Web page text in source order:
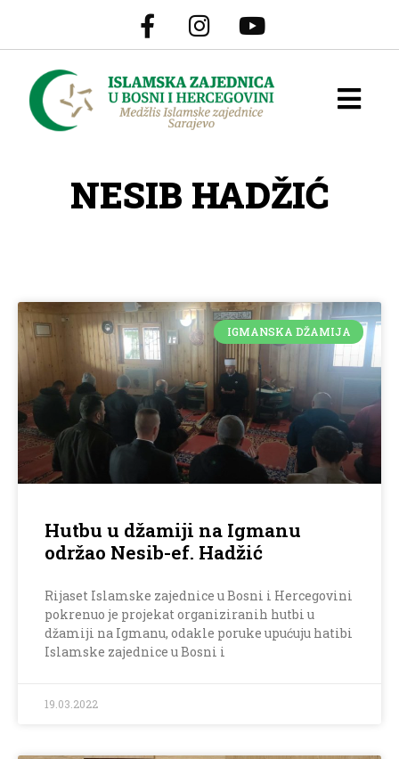
NESIB HADŽIĆ
IGMANSKA DŽAMIJA
Hutbu u džamiji na Igmanu
održao Nesib-ef. Hadžić
Rijaset Islamske zajednice u Bosni i Hercegovini
pokrenuo je projekat organiziranih hutbi u
džamiji na Igmanu, odakle poruke upućuju hatibi
Islamske zajednice u Bosni i
19.03.2022